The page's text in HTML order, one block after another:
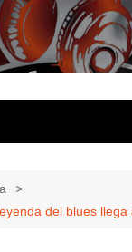
Solo
del blues llega